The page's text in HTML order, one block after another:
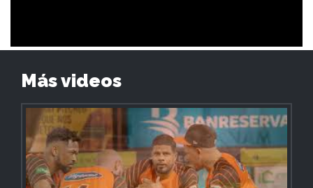
Más videos